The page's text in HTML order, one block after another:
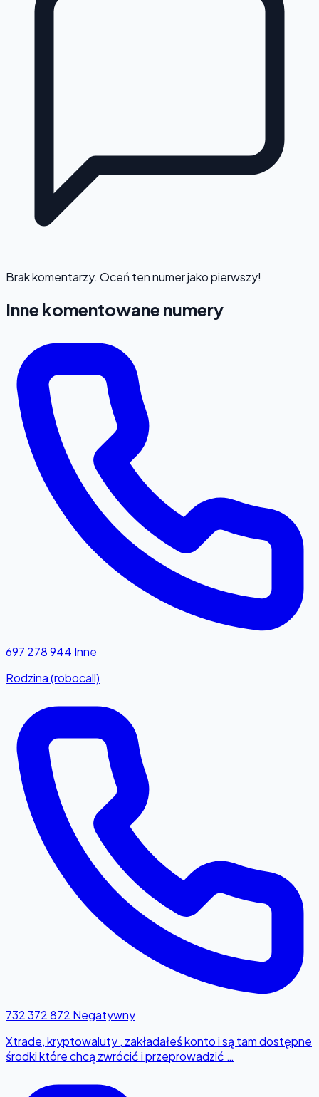
Brak komentarzy. Oceń ten numer jako pierwszy!
Inne komentowane numery
697 278 944 Inne
Rodzina (robocall)
732 372 872 Negatywny
Xtrade, kryptowaluty , zakładałeś konto i są tam dostępne
środki które chcą zwrócić i przeprowadzić …